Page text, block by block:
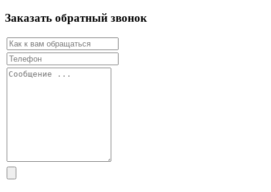
Заказать обратный звонок